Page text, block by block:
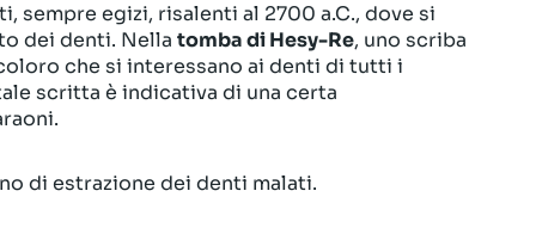
sempre egizi, risalenti al 2700 a.C., dove si
dei denti. Nella tomba di Hesy-Re, uno scriba
che si interessano ai denti di tutti i
scritta è indicativa di una certa
di estrazione dei denti malati.